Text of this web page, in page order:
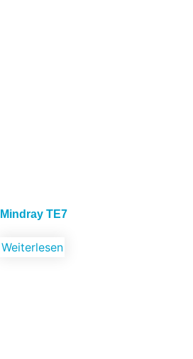
Mindray TE7
Weiterlesen